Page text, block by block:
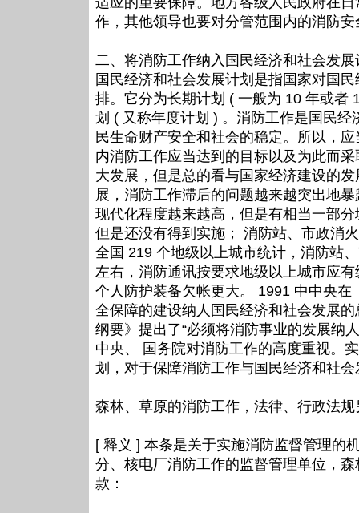
作，其他领导也要对分管范围内的消防
二、将消防工作纳入国民经济和社会发
国民经济和社会发展计划是指国家对国
排。它分为长期计划 ( 一般为 10 年或者
划 ( 又称年度计划 ) 。消防工作是国民
民生命财产安全和社会的稳定。所以，
内消防工作应当达到的目标以及为此而
大发展，但是总的看与国家经济建设的
展，消防工作滞后的问题越来越突出地
现代化程度越来越高，但是有相当一部
但是还没有得到实施； 消防站、市政消
全国 219 个地级以上城市统计，消防站
左右，消防通讯按要求地级以上城市应
个人防护装备欠帐更大。 1991 中中央
全保障的建设纳人国民经济和社会发展
纲要》提出了“必须将消防事业的发展纳
中央、 国务院对消防工作的高度重视。
划，对于保障消防工作与国民经济和社
森林、草原的消防工作，法律、行政法
[ 释义 ] 本条是关于实施消防监督管理的
分、核电厂消防工作的监督管理单位，
款：